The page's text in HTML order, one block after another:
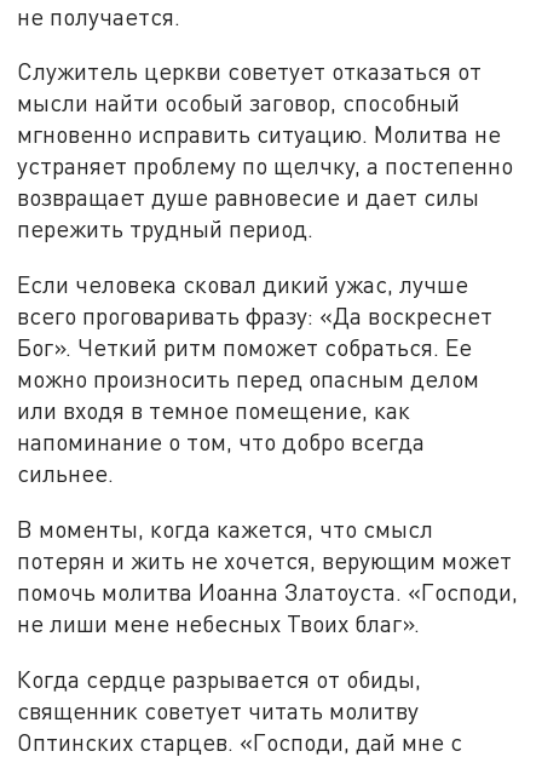
не получается.
Служитель церкви советует отказаться от
мысли найти особый заговор, способный
мгновенно исправить ситуацию. Молитва не
устраняет проблему по щелчку, а постепенно
возвращает душе равновесие и дает силы
пережить трудный период.
Если человека сковал дикий ужас, лучше
всего проговаривать фразу: «Да воскреснет
Бог». Четкий ритм поможет собраться. Ее
можно произносить перед опасным делом
или входя в темное помещение, как
напоминание о том, что добро всегда
сильнее.
В моменты, когда кажется, что смысл
потерян и жить не хочется, верующим может
помочь молитва Иоанна Златоуста. «Господи,
не лиши мене небесных Твоих благ».
Когда сердце разрывается от обиды,
священник советует читать молитву
Оптинских старцев. «Господи, дай мне с